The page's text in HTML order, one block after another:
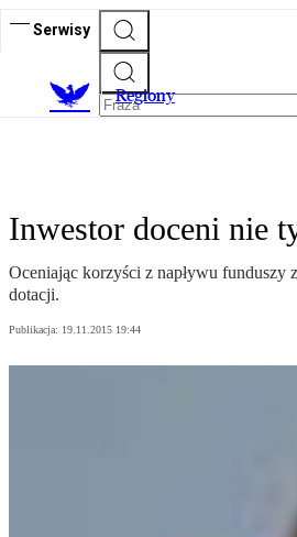
Serwisy
Regiony
Inwestor doceni nie
Oceniając korzyści z napływu
dotacji.
Publikacja: 19.11.2015 19:44